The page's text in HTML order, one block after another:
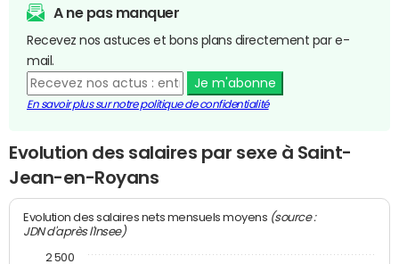
A ne pas manquer
Recevez nos astuces et bons plans directement par e-
mail.
Je m'abonne
En savoir plus sur notre politique de confidentialité
Evolution des salaires par sexe à Saint-
Jean-en-Royans
Evolution des salaires nets mensuels moyens (source :
JDN d'après l'Insee)
2 500